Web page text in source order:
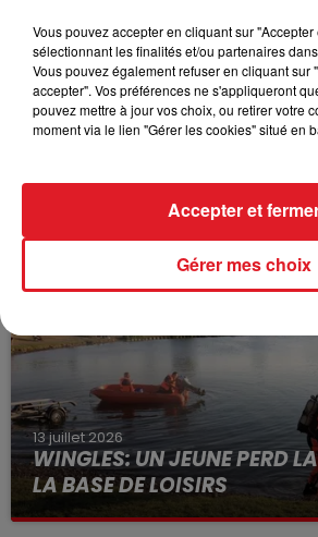
BÉTHUNE: ENQUÊTE POUR
VOLONTAIRE EN COURS,
Selon les premiers éléments, le
à des prostituées
13 juillet 2026
WINGLES: UN JEUNE PERD
LA BASE DE LOISIRS
La victime a coulé à pic
Vous pouvez accepter en cliquant sur "Accepter
sélectionnant les finalités et/ou partenaires
Vous pouvez également refuser en cliquant sur
accepter". Vos préférences ne s'appliqueront
pouvez mettre à jour vos choix, ou retirer votre
moment via le lien "Gérer les cookies" situé en
Gérer mes choix
Accepter et